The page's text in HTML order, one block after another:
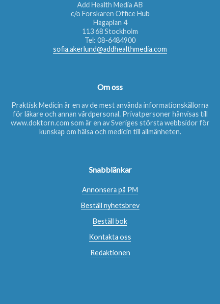
Add Health Media AB
c/o Forskaren Office Hub
Hagaplan 4
113 68 Stockholm
Tel: 08-6484900
sofia.akerlund@addhealthmedia.com
Om oss
Praktisk Medicin är en av de mest använda informationskällorna
för läkare och annan vårdpersonal. Privatpersoner hänvisas till
www.doktorn.com som är en av Sveriges största webbsidor för
kunskap om hälsa och medicin till allmänheten.
Snabblänkar
Annonsera på PM
Beställ nyhetsbrev
Beställ bok
Kontakta oss
Redaktionen